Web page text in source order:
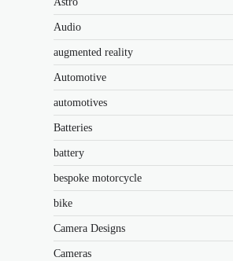
Audio
augmented reality
Automotive
automotives
Batteries
battery
bespoke motorcycle
bike
Camera Designs
Cameras